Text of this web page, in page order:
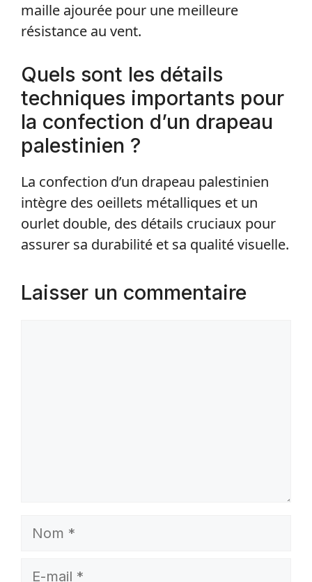
maille ajourée pour une meilleure
résistance au vent.
Quels sont les détails
techniques importants pour
la confection d’un drapeau
palestinien ?
La confection d’un drapeau palestinien
intègre des oeillets métalliques et un
ourlet double, des détails cruciaux pour
assurer sa durabilité et sa qualité visuelle.
Laisser un commentaire
Nom
E-